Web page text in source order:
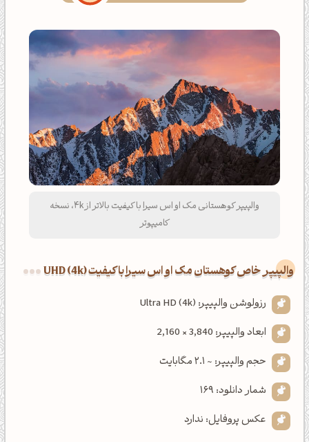
والپیپر کوهستانی مک او اس سیرا با کیفیت بالاتر از 4k، نسخه
کامیپوتر
والپیپر خاص کوهستان مک او اس سیرا با کیفیت UHD (4k)
رزولوشن والپیپر: Ultra HD (4k)
ابعاد والپیپر: 3,840 × 2,160
حجم والپیپر: ~ 2.1 مگابایت
شمار دانلود: 169
عکس پروفایل: ندارد